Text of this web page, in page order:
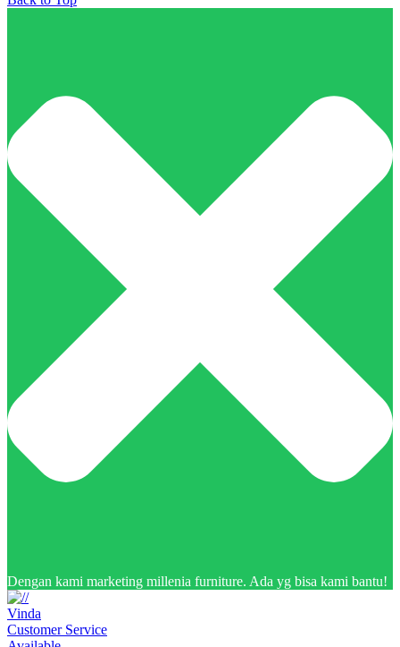
Dengan kami marketing millenia furniture. Ada yg bisa kami bantu!
Vinda
Customer Service